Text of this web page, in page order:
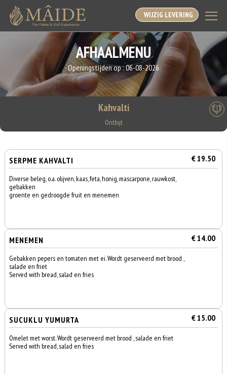
WIJZIG LEVERING
AFHAALMENU
Openingstijden op :06-08-2026
Kahvalti
Ontbijt
SERPME KAHVALTI € 19.50
Diverse beleg, o.a. olijven, kaas, feta, honig, mascarpone, rauwkost,
gebakken
groente en gedroogde fruit en menemen
MENEMEN € 14.00
Gebakken pepers en tomaten met ei. Wordt geserveerd met brood ,
salade en friet
Served with bread, salad en fries
SUCUKLU YUMURTA € 15.00
Omelet met worst. Wordt geserveerd met brood , salade en friet
Served with bread, salad en fries